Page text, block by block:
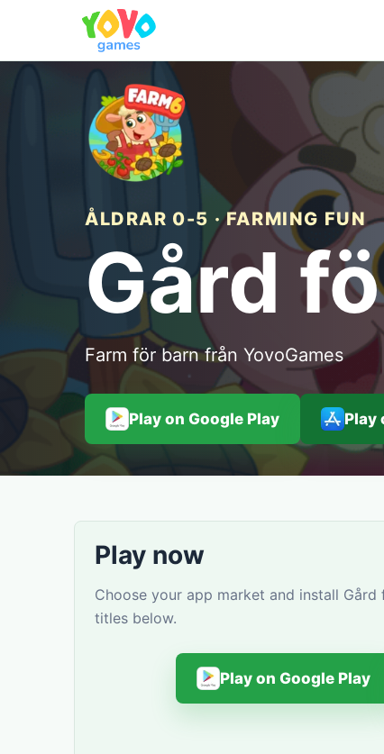
ÅLDRAR 0-5 · FARMING FUN
Gård
Farm för barn från YovoGames
Play on Google Play Play
Play now
Choose your app market and install
titles below.
Play on Google Play